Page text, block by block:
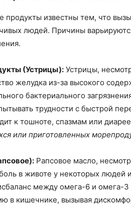
продукты известны тем, что
людей. Причины
(Устрицы): Устрицы,
желудка из-за высокого
бактериального
трудности с быстрой
к тошноте, спазмам или
или приготовленных
Рапсовое масло,
в животе у некоторых
между омега-6 и омега-
в кишечнике, вызывая